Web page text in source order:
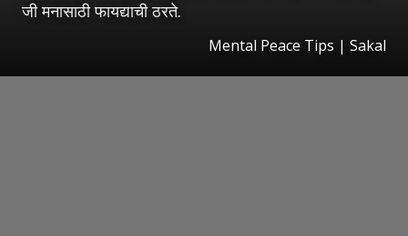
जी मनासाठी फायद्याची ठरते.
Mental Peace Tips | Sakal